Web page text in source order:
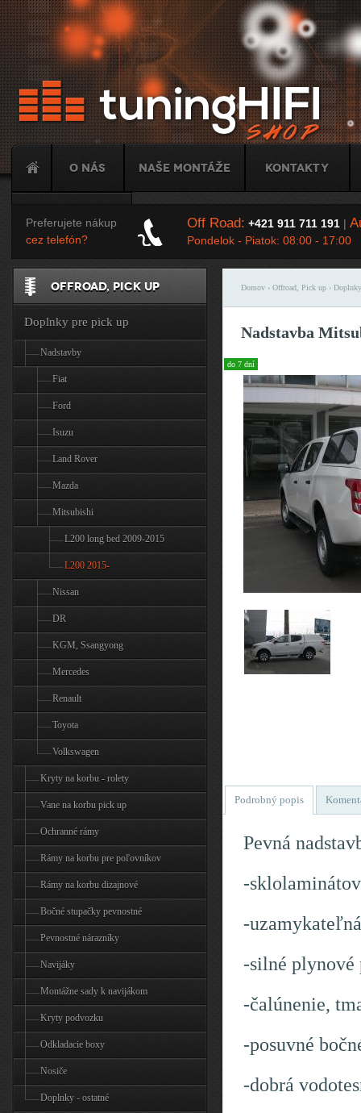
O nás Naše montáže Kontakty
Tuning
Preferujete nákup
cez telefón?
Off Road: +421 911 711 191|
Pondelok - Piatok: 08:00 - 17:00
Domov› Offroad, Pick up›
Nadstavba
do 7 dní
Podrobný popis
Pevná
-
-
-silné plynové
-čalúnenie,
-posuvné
-dobrá
OFFROAD, PICK UP
Doplnky pre pick up
Nadstavby
Fiat
Ford
Isuzu
Land Rover
Mazda
Mitsubishi
L200 long bed 2009-2015
L200 2015-
Nissan
DR
KGM, Ssangyong
Mercedes
Renault
Toyota
Volkswagen
Kryty na korbu - rolety
Vane na korbu pick up
Ochranné rámy
Rámy na korbu pre poľovníkov
Rámy na korbu dizajnové
Bočné stupačky pevnostné
Pevnostné nárazníky
Navijáky
Montážne sady k navijákom
Kryty podvozku
Odkladacie boxy
Nosiče
Doplnky - ostatné